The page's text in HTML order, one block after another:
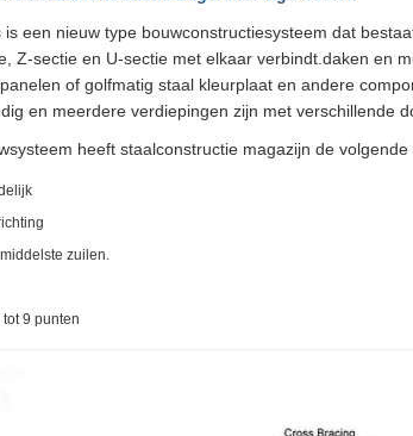
een nieuw type bouwconstructiesysteem dat
Z-sectie en U-sectie met elkaar verbindt.daken en
of golfmatig staal kleurplaat en andere
en meerdere verdiepingen zijn met verschillende
heeft staalconstructie magazijn de volgende
zuilen.
9 punten